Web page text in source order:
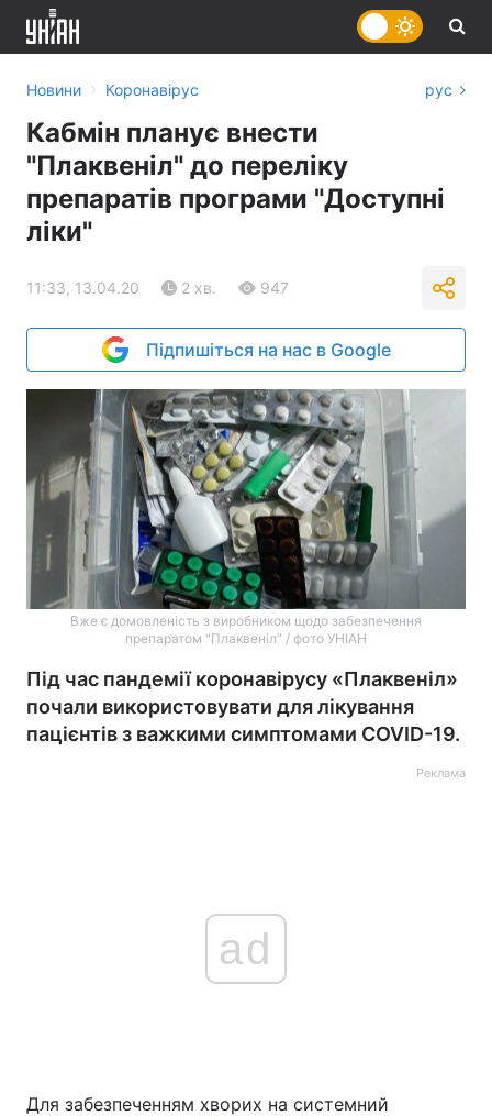
Новини › Коронавірус рус
Кабмін планує внести
"Плаквеніл" до переліку
препаратів програми "Доступні
ліки"
11:33, 13.04.20 2 хв. 947
Підпишіться на нас в Google
Вже є домовленість з виробником щодо забезпечення
препаратом "Плаквеніл" / фото УНІАН
Під час пандемії коронавірусу «Плаквеніл»
почали використовувати для лікування
пацієнтів з важкими симптомами COVID-19.
Реклама
ad
Для забезпеченням хворих на системний